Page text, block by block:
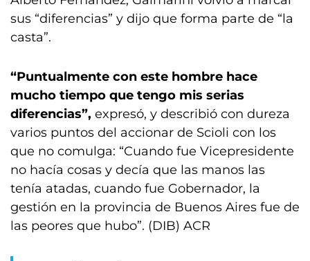
sus “diferencias” y dijo que forma parte de “la
casta”.
“Puntualmente con este hombre hace
mucho tiempo que tengo mis serias
diferencias”, expresó, y describió con dureza
varios puntos del accionar de Scioli con los
que no comulga: “Cuando fue Vicepresidente
no hacía cosas y decía que las manos las
tenía atadas, cuando fue Gobernador, la
gestión en la provincia de Buenos Aires fue de
las peores que hubo”. (DIB) ACR